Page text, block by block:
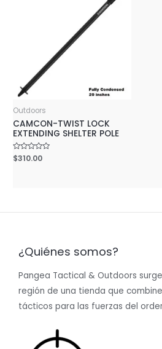
Outdoors
CAMCON-TWIST LOCK
EXTENDING SHELTER POLE
Rated
0
$310.00
¿Quiénes somos?
Pangea Tactical & Outdoors
región de una tienda que
tácticos para las fuerzas del